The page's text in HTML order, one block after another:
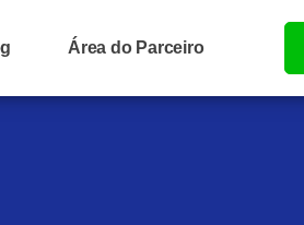
Área do Parceiro